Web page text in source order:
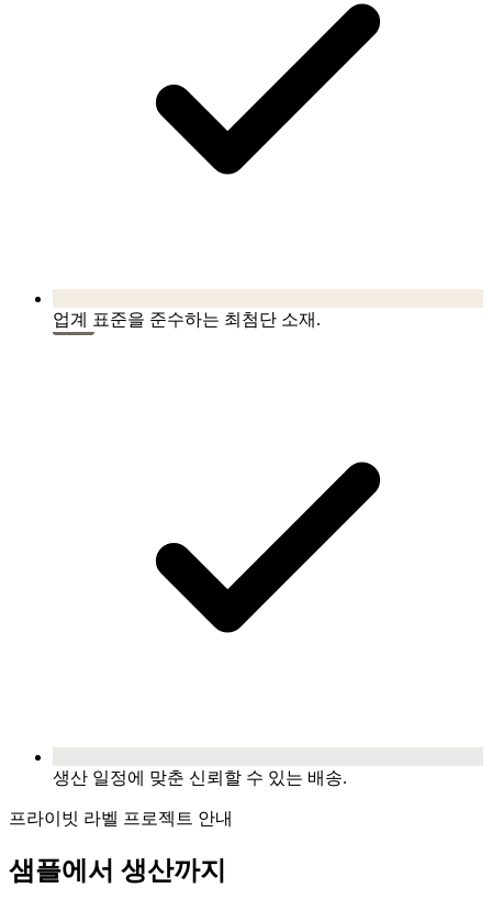
업계 표준을 준수하는 최첨단 소재.
생산 일정에 맞춘 신뢰할 수 있는 배송.
프라이빗 라벨 프로젝트 안내
샘플에서 생산까지